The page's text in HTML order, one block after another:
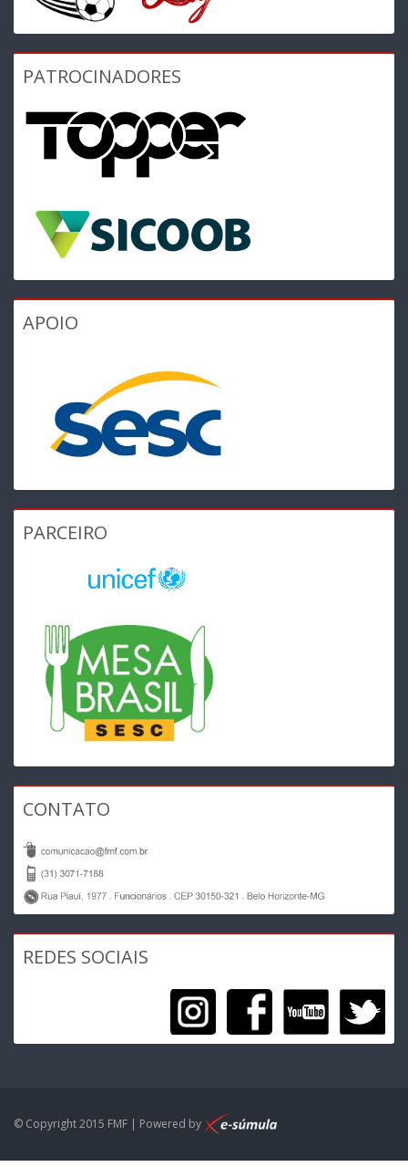
PATROCINADORES
APOIO
PARCEIRO
CONTATO
REDES SOCIAIS
© Copyright 2015 FMF | Powered by